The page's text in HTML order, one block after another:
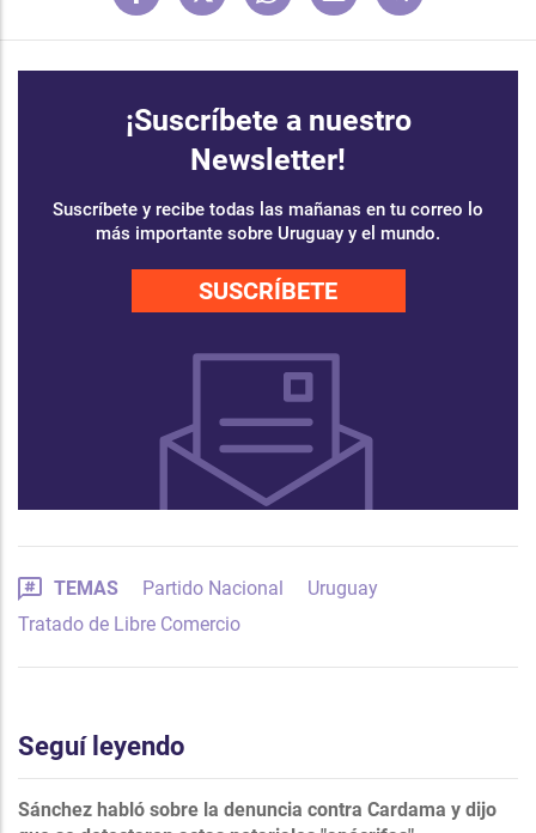
¡Suscríbete a nuestro
Newsletter!
Suscríbete y recibe todas las mañanas en tu correo lo
más importante sobre Uruguay y el mundo.
SUSCRÍBETE
TEMAS Partido Nacional
Uruguay
Tratado de Libre Comercio
Seguí leyendo
Sánchez habló sobre la denuncia contra Cardama y dijo